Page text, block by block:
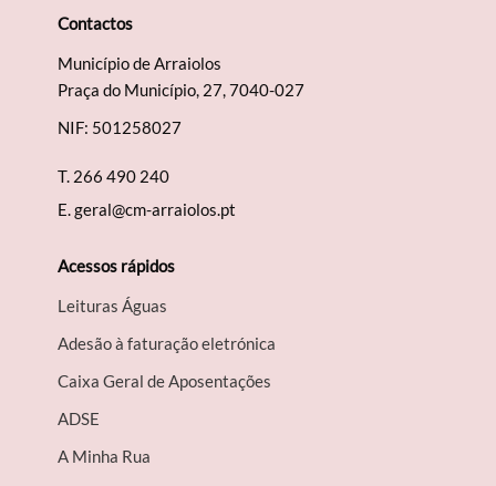
Contactos
Município de Arraiolos
Praça do Município, 27, 7040-027
NIF: 501258027
T. 266 490 240
E.geral@cm-arraiolos.pt
Acessos rápidos
Leituras Águas
Adesão à faturação eletrónica
Caixa Geral de Aposentações
A​DSE
A Minha Rua